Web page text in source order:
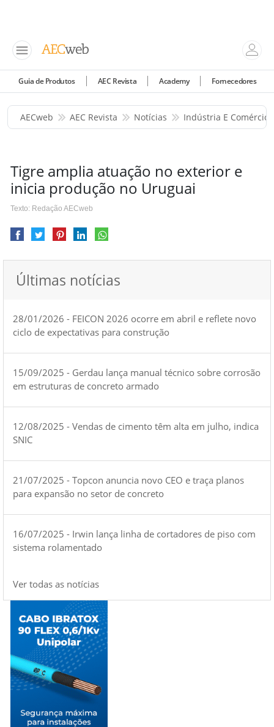
Guia de Produtos AEC Revista Academy Fornecedores
AECweb AEC Revista Notícias Indústria E Comércio
Tigre amplia atuação no exterior e
inicia produção no Uruguai
Texto: Redação AECweb
Últimas notícias
28/01/2026 - FEICON 2026 ocorre em abril e reflete novo
ciclo de expectativas para construção
15/09/2025 - Gerdau lança manual técnico sobre corrosão
em estruturas de concreto armado
12/08/2025 - Vendas de cimento têm alta em julho, indica
SNIC
21/07/2025 - Topcon anuncia novo CEO e traça planos
para expansão no setor de concreto
16/07/2025 - Irwin lança linha de cortadores de piso com
sistema rolamentado
Ver todas as notícias